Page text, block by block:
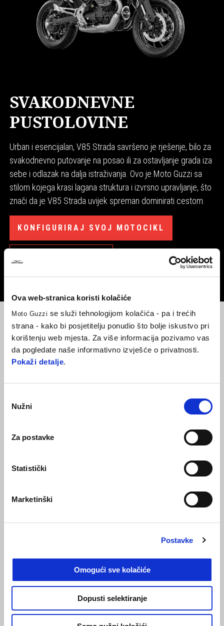
Ova web-stranica koristi kolačiće
Moto Guzzi se služi tehnologijom kolačića - pa i trećih
strana - kako bi posjetitelju ponudio što bolje iskustvo pri
korištenju web mjesta. Za više informacija pozivamo vas
da pogledate naše informativno izvješće o privatnosti.
Pokaži detalje.
pristanka
Nužni
Za postavke
Statistički
Marketinški
Postavke
Omogući sve kolačiće
Dopusti selektiranje
SVAKODNEVNE
PUSTOLOVINE
Urban i esencijalan, V85 Strada savršeno je rješenje, bilo za
svakodnevno putovanje na posao ili za ostavljanje grada iza
sebe i odlazak na dalja istraživanja. Ovo je Moto Guzzi sa
stilom kojega krasi lagana struktura i izvrsno upravljanje, što
znači da je V85 Strada uvijek spreman dominirati cestom.
KONFIGURIRAJ SVOJ MOTOCIKL
STIL SVESTRANOST AGILNOST
V85 Strada ostavlja utisak svojim minimalističkim dizajnom koji
potvrđuje praktičnost i nudi odvažan, prepoznatljiv izgled.
Spremnik goriva oblikovan je oko klasičnog E5+
dvocilindričnog agregata s varijabilnim ventilima, a dnevna
svjetla ocrtavaju siluetu orla. Stražnji kraj je sužen, dok je